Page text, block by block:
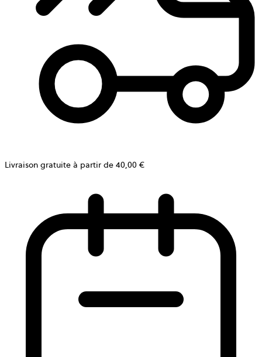
Livraison gratuite à partir de 40,00 €